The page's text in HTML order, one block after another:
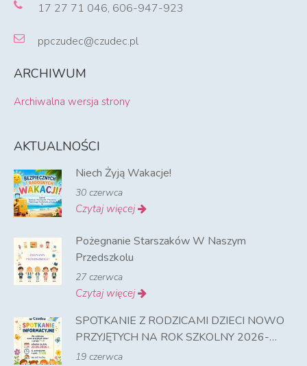
17 27 71 046, 606-947-923
ppczudec@czudec.pl
ARCHIWUM
Archiwalna wersja strony
AKTUALNOŚCI
Niech Żyją Wakacje!
30 czerwca
Czytaj więcej
Pożegnanie Starszaków W Naszym
Przedszkolu
27 czerwca
Czytaj więcej
SPOTKANIE Z RODZICAMI DZIECI NOWO
PRZYJĘTYCH NA ROK SZKOLNY 2026-
2027
19 czerwca